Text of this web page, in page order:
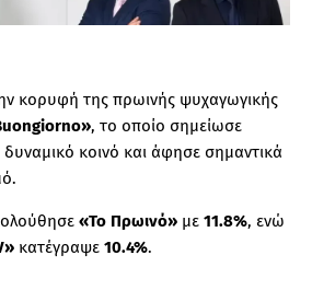
κορυφή της πρωινής ψυχαγωγικής
, το οποίο σημείωσε
δυναμικό κοινό και άφησε σημαντικά
«Το Πρωινό» με 11.8%, ενώ
κατέγραψε 10.4%.